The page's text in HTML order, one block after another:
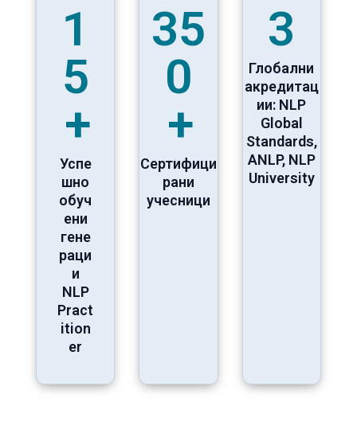
1
5
+
Успе
шно
обуч
ени
гене
раци
и
NLP
Pract
ition
er
35
0
+
Сертифици
рани
учесници
3
Глобални
акредитац
ии: NLP
Global
Standards,
ANLP, NLP
University